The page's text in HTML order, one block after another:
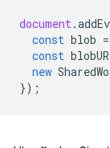
document.
const blob =
const
new
});